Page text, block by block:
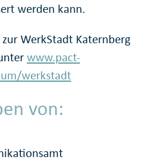
werden kann.
WerkStadt Katernberg
www.pact-
werkstadt
von: